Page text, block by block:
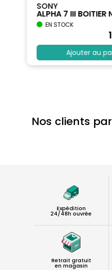
SONY
ALPHA 7 III BOITIER
EN STOCK
Ajouter au
Nos clients
Expédition
24/48h ouvrée
Retrait gratuit
en magasin